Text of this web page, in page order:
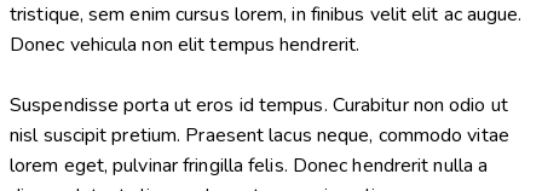
tristique, sem enim cursus lorem, in finibus velit elit ac augue.
Donec vehicula non elit tempus hendrerit.
Suspendisse porta ut eros id tempus. Curabitur non odio ut
nisl suscipit pretium. Praesent lacus neque, commodo vitae
lorem eget, pulvinar fringilla felis. Donec hendrerit nulla a